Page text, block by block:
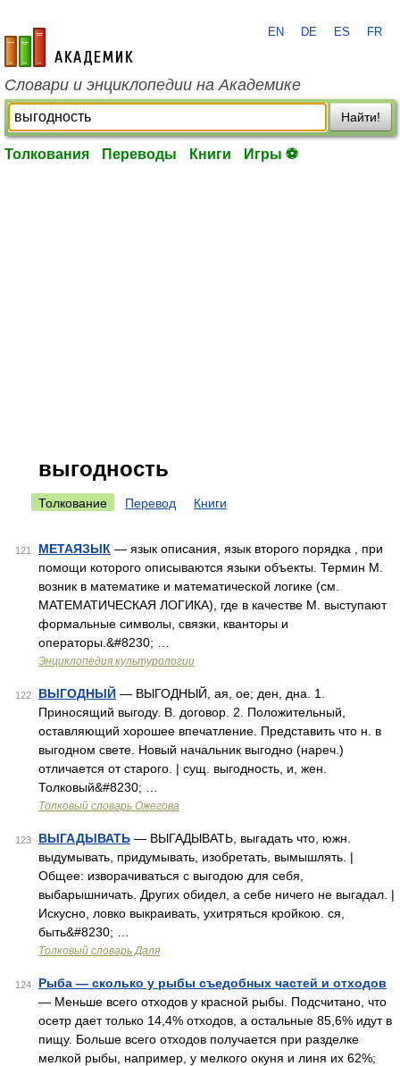
academic.ru
EN DE ES FR
Словари и энциклопедии на Академике
Найти!
Толкования Переводы Книги Игры ⚽
выгодность
Толкование Перевод Книги
121 МЕТАЯЗЫК — язык описания, язык второго порядка , при
помощи которого описываются языки объекты. Термин М.
возник в математике и математической логике (см.
МАТЕМАТИЧЕСКАЯ ЛОГИКА), где в качестве М. выступают
формальные символы, связки, кванторы и
операторы.&#8230; …
Энциклопедия культурологии
122 ВЫГОДНЫЙ — ВЫГОДНЫЙ, ая, ое; ден, дна. 1.
Приносящий выгоду. В. договор. 2. Положительный,
оставляющий хорошее впечатление. Представить что н. в
выгодном свете. Новый начальник выгодно (нареч.)
отличается от старого. | сущ. выгодность, и, жен.
Толковый&#8230; …
Толковый словарь Ожегова
123 ВЫГАДЫВАТЬ — ВЫГАДЫВАТЬ, выгадать что, южн.
выдумывать, придумывать, изобретать, вымышлять. |
Общее: изворачиваться с выгодою для себя,
выбарышничать. Других обидел, а себе ничего не выгадал. |
Искусно, ловко выкраивать, ухитряться кройкою. ся,
быть&#8230; …
Толковый словарь Даля
124
Рыба — сколько у рыбы съедобных частей и отходов
— Меньше всего отходов у красной рыбы. Подсчитано, что
осетр дает только 14,4% отходов, а остальные 85,6% идут в
пищу. Больше всего отходов получается при разделке
мелкой рыбы, например, у мелкого окуня и линя их 62%;